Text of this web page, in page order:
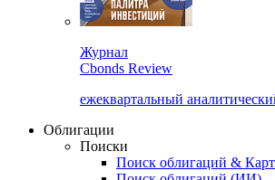
Журнал
Cbonds Review
ежеквартальный
Облигации
Поиски
Поиск облигаций &